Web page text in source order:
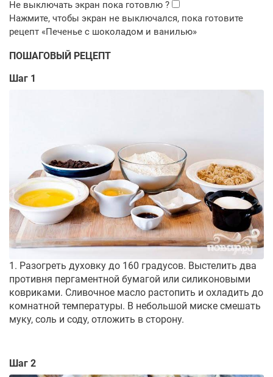
ПОШАГОВЫЙ РЕЦЕПТ
Шаг 1
1. Разогреть духовку до 160 градусов. Выстелить два
противня пергаментной бумагой или силиконовыми
ковриками. Сливочное масло растопить и охладить до
комнатной температуры. В небольшой миске смешать
муку, соль и соду, отложить в сторону.
Шаг 2